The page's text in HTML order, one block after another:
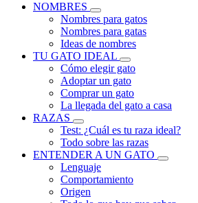
NOMBRES
Nombres para gatos
Nombres para gatas
Ideas de nombres
TU GATO IDEAL
Cómo elegir gato
Adoptar un gato
Comprar un gato
La llegada del gato a casa
RAZAS
Test: ¿Cuál es tu raza ideal?
Todo sobre las razas
ENTENDER A UN GATO
Lenguaje
Comportamiento
Origen